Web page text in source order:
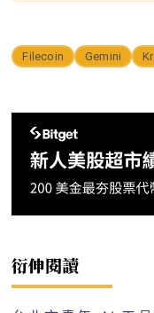
Filecoin Gemini
衍伸閱讀